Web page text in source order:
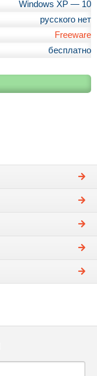
Windows XP — 10
русского нет
Freeware
бесплатно